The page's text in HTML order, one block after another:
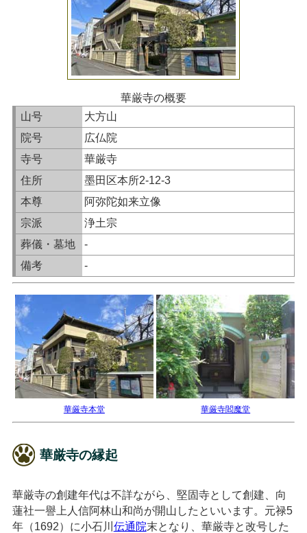
華厳寺の概要
山号
大方山
院号
広仏院
寺号
華厳寺
住所
墨田区本所2-12-3
本尊
阿弥陀如来立像
宗派
浄土宗
葬儀・墓地
-
備考
-
華厳寺本堂 華厳寺閻魔堂
華厳寺の縁起
華厳寺の創建年代は不詳ながら、堅固寺として創建、向
蓮社一譽上人信阿林山和尚が開山したといいます。元禄5
年（1692）に小石川 伝通院末となり、華厳寺と改号した